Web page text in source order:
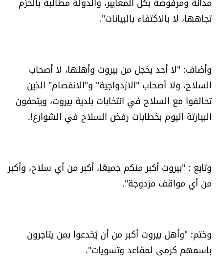
تحت المجهر
اقتصاد
العالم
الصحافة الإسرائيلية
ثقافة وفنون
فصل من كتاب
كاميرا
تجاهها، لا بالاكتفاء بالبيانات".
وأضاف: "لا أحد يخجل من بيروت وأهلها، لا أصحاب
السلاح، ولا أصحاب "الازدواجية" و"الانفصام" الذين
تحالفوا مع السلاح في انتخابات بلدية بيروت، ويتحفون
البيارتة اليوم بخطابات رفض السلاح في الشوارع!.
وتايع : "بيروت أكبر منكم جميعًا، أكبر من أي سلاح، وأكبر
من أي مواقف مزدوجة".
وختم: "وأهل بيروت أكبر من أن يُخدعوا بمن يتاجرون
باسمهم كرمى لمقاعد وتسويات".